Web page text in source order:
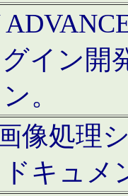
イン開
。
像処理
キュメ